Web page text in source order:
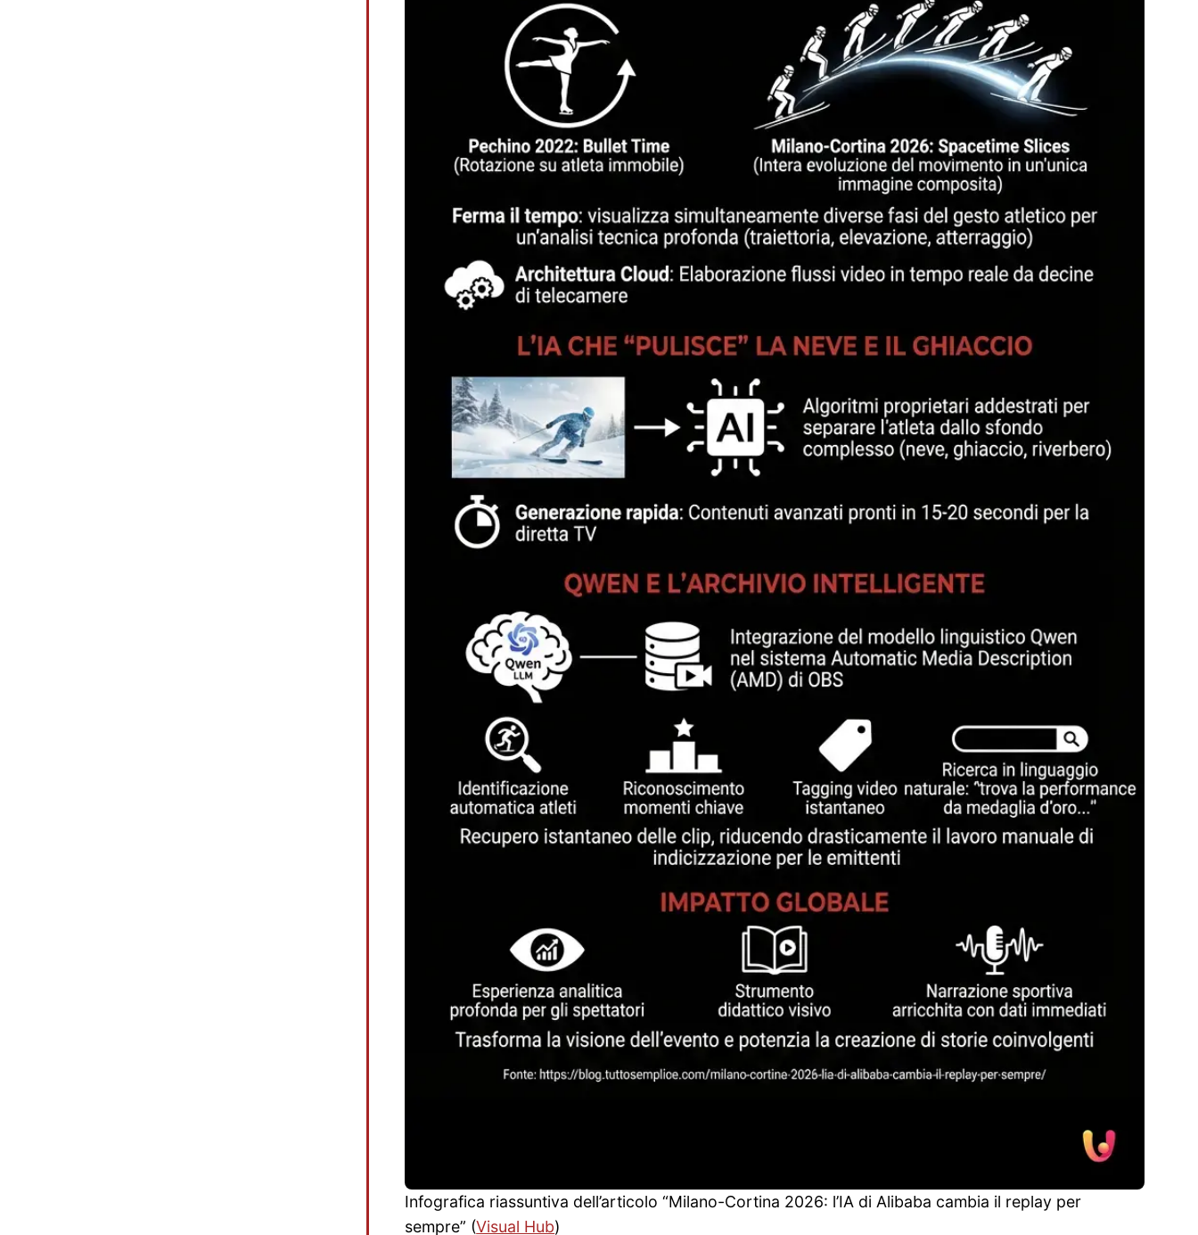
Infografica riassuntiva dell’articolo “Milano-Cortina 2026: l’IA di Alibaba cambia il replay per
sempre” (Visual Hub)